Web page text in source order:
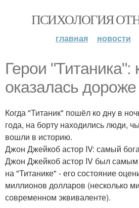
ПСИХОЛОГИЯ
главная новости
Герои "Титаника":
оказалась
Когда "Титаник" пошёл ко дну в
года, на борту находились люди,
вошли в историю.
Джон Джейкоб астор IV: самый
Джон Джейкоб астор IV был самым
на "Титанике" - его состояние
миллионов долларов (несколько
современном эквиваленте).